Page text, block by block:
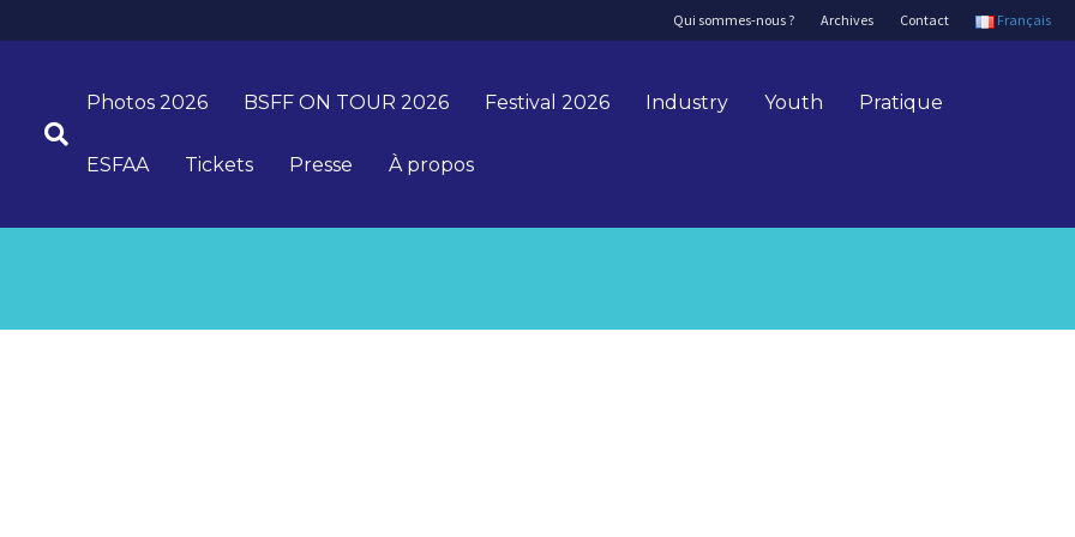
Qui sommes-nous ? Archives Contact Français
Photos 2026 BSFF ON TOUR 2026 Festival 2026 Industry Youth Pratique
ESFAA Tickets Presse À propos